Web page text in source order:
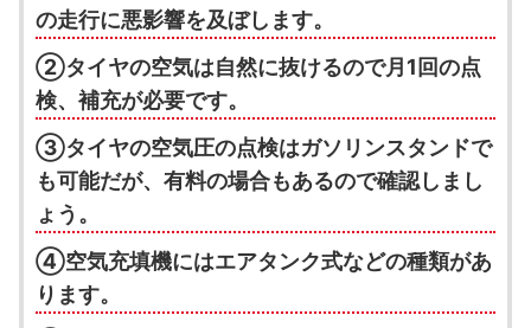
の走行に悪影響を及ぼします。
②タイヤの空気は自然に抜けるので月1回の点
検、補充が必要です。
③タイヤの空気圧の点検はガソリンスタンドで
も可能だが、有料の場合もあるので確認しまし
ょう。
④空気充填機にはエアタンク式などの種類があ
ります。